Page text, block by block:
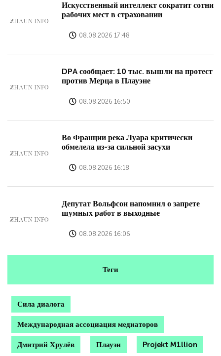
Искусственный интеллект сократит сотни
рабочих мест в страховании
08.08.2026 17:48
DPA сообщает: 10 тыс. вышли на протест
против Мерца в Плауэне
08.08.2026 16:50
Во Франции река Луара критически
обмелела из-за сильной засухи
08.08.2026 16:18
Депутат Вольфсон напомнил о запрете
шумных работ в выходные
08.08.2026 16:06
Теги
Сила диалога
Международная ассоциация медиаторов
Дмитрий Хрулёв Плауэн Projekt M1llion